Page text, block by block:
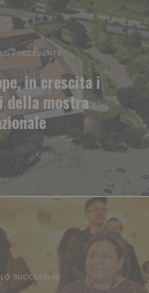
PRECEDENTE
in crescita i
mostra
SUCCESSIVO